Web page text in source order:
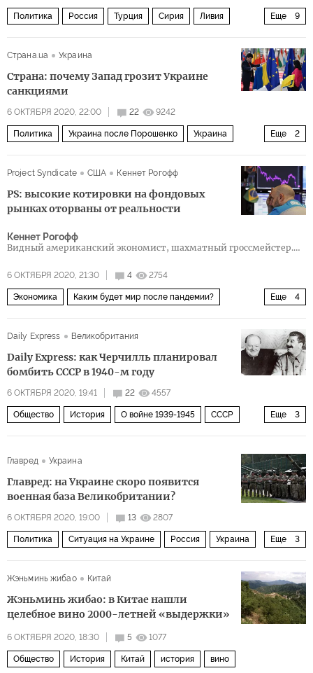
Еще 9
Политика Россия Турция Сирия Ливия
инструкторы
Страна.ua Украина
Страна: почему Запад грозит Украине
санкциями
6 ОКТЯБРЯ 2020, 22:00 22 9242
Еще 2
Политика Украина после Порошенко Украина
Project Syndicate
США Кеннет Рогофф
PS: высокие котировки на фондовых
рынках оторваны от реальности
Кеннет Рогофф
Видный американский экономист, шахматный гроссмейстер.
6 ОКТЯБРЯ 2020, 21:30 4 2754
Еще 4
Экономика Каким будет мир после пандемии?
Daily Express Великобритания
Daily Express: как Черчилль планировал
бомбить СССР в 1940-м году
6 ОКТЯБРЯ 2020, 19:41 22 4557
Еще 3
Общество История О войне 1939-1945 СССР
Пакт Молотова-Риббентропа
Главред Украина
Главред: на Украине скоро появится
военная база Великобритании?
6 ОКТЯБРЯ 2020, 19:00 13 2807
Еще 3
Политика Ситуация на Украине Россия Украина
Жэньминь жибао Китай
Жэньминь жибао: в Китае нашли
целебное вино 2000-летней «выдержки»
6 ОКТЯБРЯ 2020, 18:30 5 1077
Общество История Китай история вино